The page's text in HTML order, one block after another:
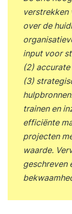
engineering
risico’s en
Vertrouwen
Mens-
binnen AI-
adoptie van
AI Quantum
nieuwe AI-
AI-
Take aways
eigen stap-voor-stap
hand-outs,
verstrekken
over de
input voor
(2)
(3)
trainen en
efficiënte
projecten
waarde.
geschreven